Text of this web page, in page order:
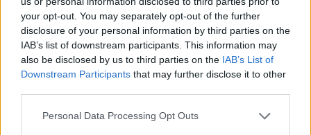
your opt-out. You may separately opt-out of the further
disclosure of your personal information by third parties on the
IAB’s list of downstream participants. This information may
also be disclosed by us to third parties on the IAB’s List of
Downstream Participants that may further disclose it to other
Personal Data Processing Opt Outs
Deputados do PSD saúdam Banda
Sinfónica da ARMAB pelo 1º lugar no
certame internacional de Valência